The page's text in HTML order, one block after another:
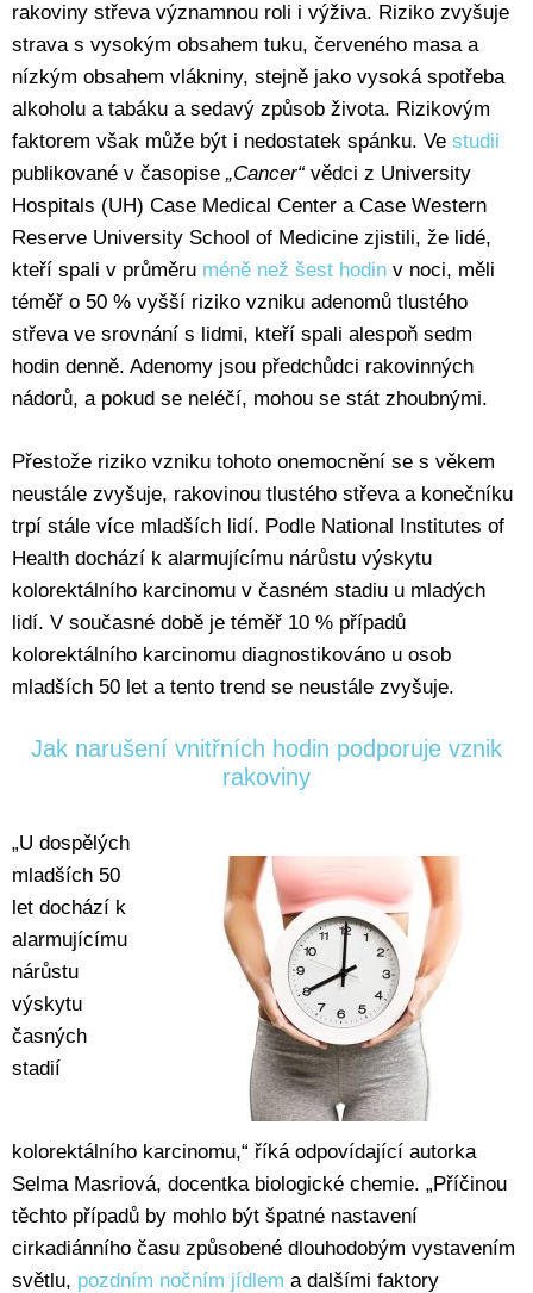
rakoviny střeva významnou roli i výživa. Riziko zvyšuje
strava s vysokým obsahem tuku, červeného masa a
nízkým obsahem vlákniny, stejně jako vysoká spotřeba
alkoholu a tabáku a sedavý způsob života. Rizikovým
faktorem však může být i nedostatek spánku. Ve studii
publikované v časopise „Cancer“vědci z University
Hospitals (UH) Case Medical Center a Case Western
Reserve University School of Medicine zjistili, že lidé,
kteří spali v průměru méně než šest hodin v noci, měli
téměř o 50 % vyšší riziko vzniku adenomů tlustého
střeva ve srovnání s lidmi, kteří spali alespoň sedm
hodin denně. Adenomy jsou předchůdci rakovinných
nádorů, a pokud se neléčí, mohou se stát zhoubnými.
Přestože riziko vzniku tohoto onemocnění se s věkem
neustále zvyšuje, rakovinou tlustého střeva a konečníku
trpí stále více mladších lidí. Podle National Institutes of
Health dochází k alarmujícímu nárůstu výskytu
kolorektálního karcinomu v časném stadiu u mladých
lidí. V současné době je téměř 10 % případů
kolorektálního karcinomu diagnostikováno u osob
mladších 50 let a tento trend se neustále zvyšuje.
Jak narušení vnitřních hodin podporuje vznik
rakoviny
„U dospělých
mladších 50
let dochází k
alarmujícímu
nárůstu
výskytu
časných
stadií
kolorektálního karcinomu,“ říká odpovídající autorka
Selma Masriová, docentka biologické chemie. „Příčinou
těchto případů by mohlo být špatné nastavení
cirkadiánního času způsobené dlouhodobým vystavením
světlu, pozdním nočním jídlem a dalšími faktory